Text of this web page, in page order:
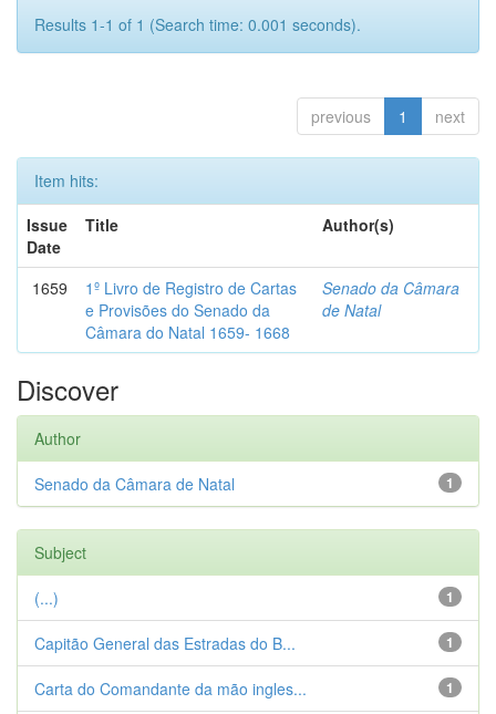
Results 1-1 of 1 (Search time: 0.001 seconds).
previous 1 next
Item hits:
Issue
Date
Title Author(s)
1659
1º Livro de Registro de Cartas
e Provisões do Senado da
Câmara do Natal 1659- 1668
Senado da Câmara
de Natal
Discover
Author
1
Senado da Câmara de Natal
Subject
1
(...)
1
Capitão General das Estradas do B...
1
Carta do Comandante da mão ingles...